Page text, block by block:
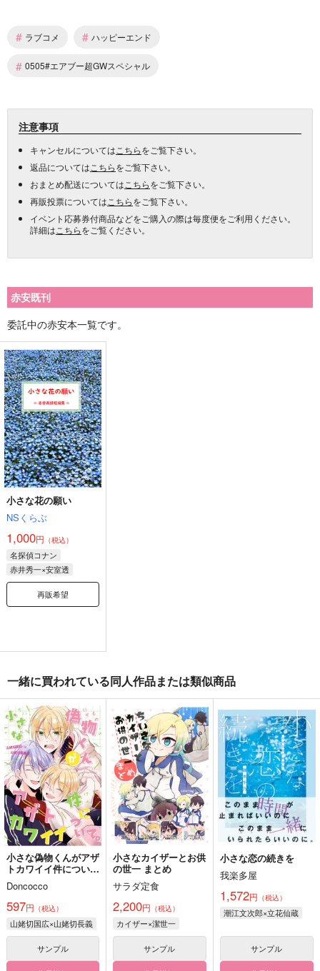
# ラブコメ # ハッピーエンド
# 0505#エアブー超GWスペシャル
注意事項
キャンセルについては こちらをご覧下さい。
返品については こちらをご覧下さい。
おまとめ配送については こちらをご覧下さい。
再販投票については こちらをご覧下さい。
イベント応募券付商品などをご購入の際は毎度便をご利用ください。
詳細は こちらをご覧ください。
赤安既刊
委託中の赤安本一覧です。
小さな花の願い
NSくらぶ
1,000円 （税込）
名探偵コナン
赤井秀一×安室透
再販希望
一緒に買われている同人作品または類似商品
小さな偽物くんがアザ
トカワイイ件につい
て。
Doncocco
597円 （税込）
山姥切国広×山姥切長義
サンプル
小さなカイザーとお供
の世一 まとめ
サラダ定食
2,200円 （税込）
カイザー×潔世一
サンプル
小さな恋の続きを
我楽多屋
1,572円 （税込）
潮江文次郎×立花仙蔵
サンプル